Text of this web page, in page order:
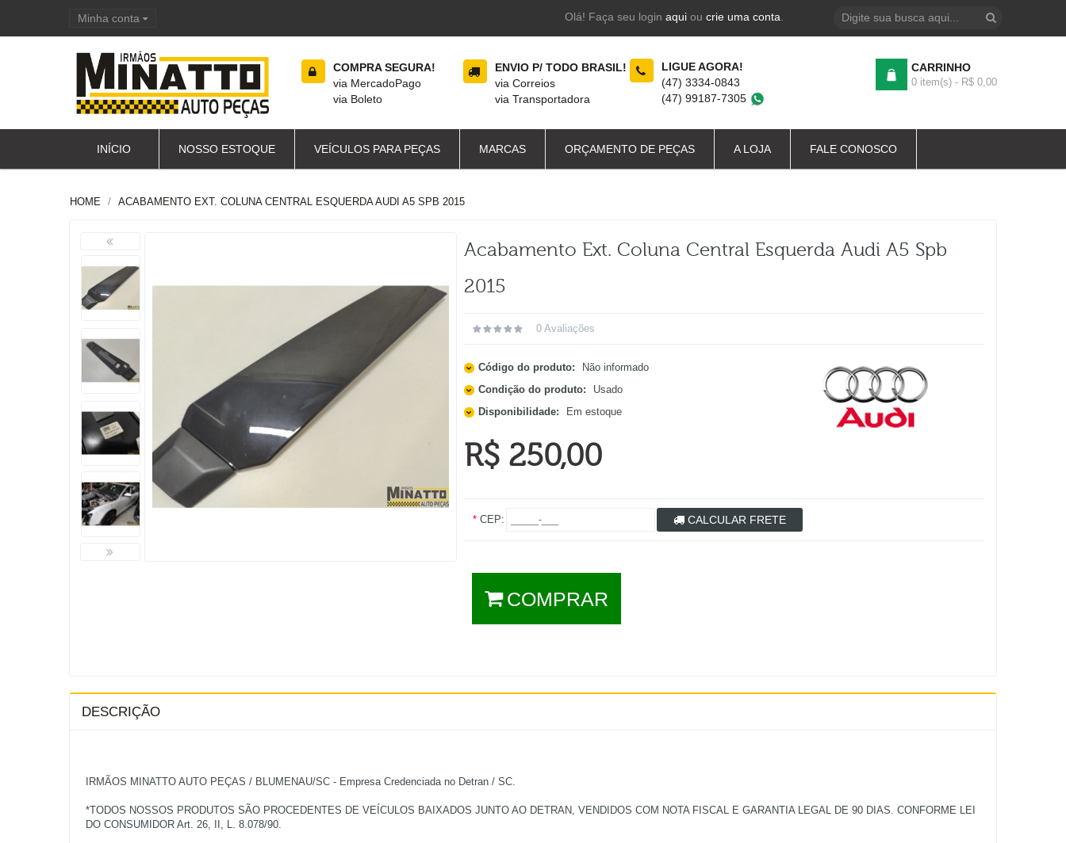
Minha conta Olá! Faça seu login aquiou crie uma conta
COMPRA SEGURA!
via MercadoPago
via Boleto
ENVIO P/ TODO BRASIL!
via Correios
via Transportadora
LIGUE AGORA!
(47) 3334-0843
(47) 99187-7305
CARRINHO
0 item(s) - R$ 0,00
INÍCIO NOSSO ESTOQUE VEÍCULOS PARA PEÇAS MARCAS ORÇAMENTO DE PEÇAS A LOJA FALE CONOSCO
HOME ACABAMENTO EXT. COLUNA CENTRAL ESQUERDA AUDI A5 SPB 2015
Acabamento Ext. Coluna Central Esquerda Audi A5 Spb
2015
0 Avaliações
Código do produto:
Não informado
Condição do produto:
Usado
Disponibilidade:
Em estoque
R$ 250,00
*CEP: CALCULAR FRETE
COMPRAR
DESCRIÇÃO
IRMÃOS MINATTO AUTO PEÇAS / BLUMENAU/SC - Empresa Credenciada no Detran / SC.
*TODOS NOSSOS PRODUTOS SÃO PROCEDENTES DE VEÍCULOS BAIXADOS JUNTO AO DETRAN, VENDIDOS COM NOTA FISCAL E GARANTIA LEGAL DE 90 DIAS. CONFORME LEI
DO CONSUMIDOR Art. 26, II, L. 8.078/90.